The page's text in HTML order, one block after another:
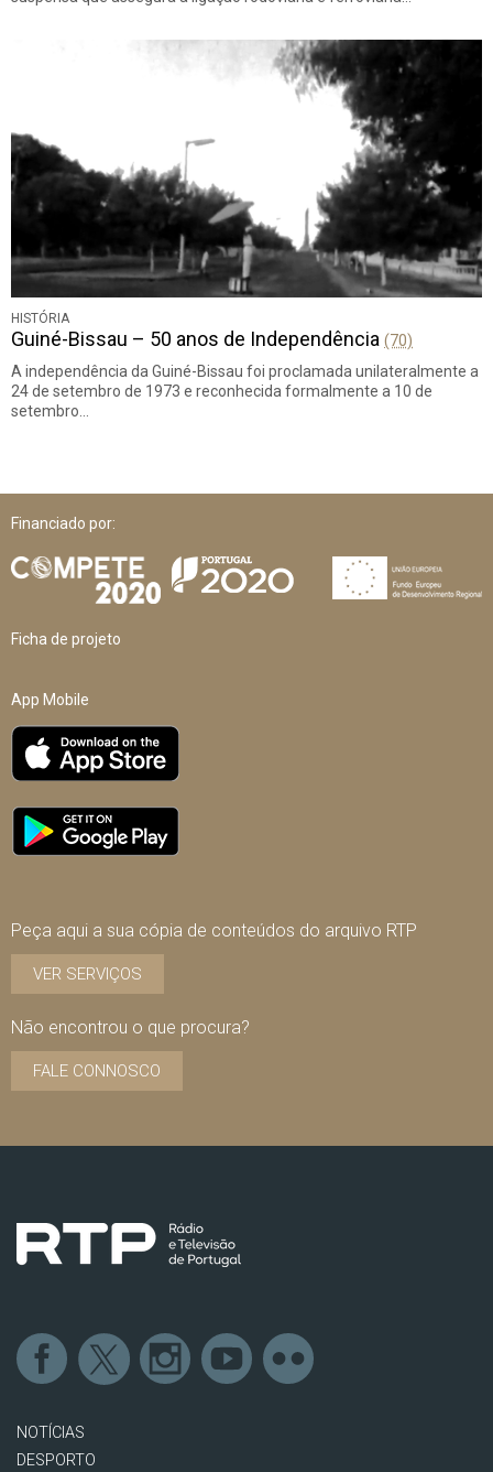
HISTÓRIA
Guiné-Bissau – 50 anos de Independência (70)
A independência da Guiné-Bissau foi proclamada unilateralmente a
24 de setembro de 1973 e reconhecida formalmente a 10 de
setembro…
Financiado por:
Ficha de projeto
App Mobile
Peça aqui a sua cópia de conteúdos do arquivo RTP
VER SERVIÇOS
Não encontrou o que procura?
FALE CONNOSCO
NOTÍCIAS
DESPORTO